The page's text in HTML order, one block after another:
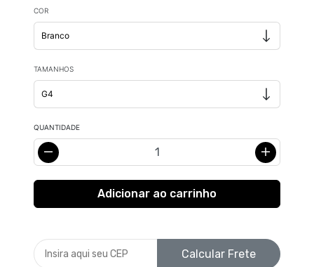
COR
TAMANHOS
QUANTIDADE
Calcular Frete